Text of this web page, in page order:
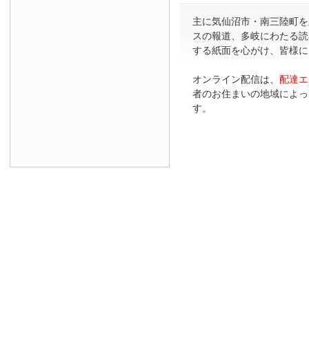
主に気仙沼市・南三陸町
スの報道、多岐にわたる
する紙面を心がけ、皆様
オンライン配信は、 配達
者のお住まいの地域によ
す。